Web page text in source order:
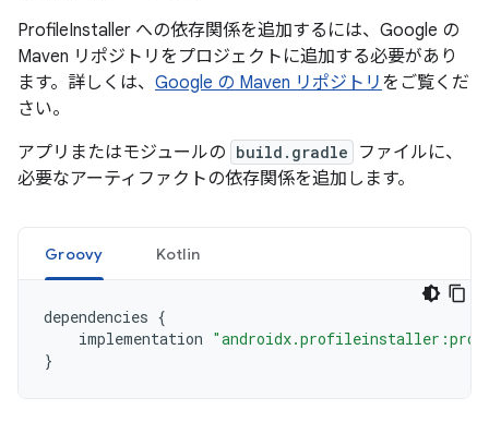
ProfileInstaller への依存関係を追加するには、Google の
Maven リポジトリをプロジェクトに追加する必要があり
ます。詳しくは、 Google の Maven リポジトリ をご覧くだ
さい。
アプリまたはモジュールの build.gradle
ファイルに、
必要なアーティファクトの依存関係を追加します。
Groovy Kotlin
dependencies {
implementation
}